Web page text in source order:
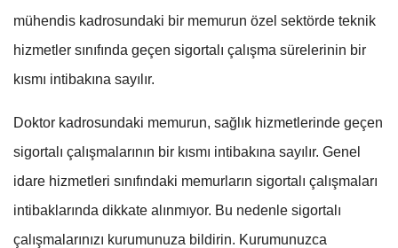
mühendis kadrosundaki bir memurun özel sektörde teknik
hizmetler sınıfında geçen sigortalı çalışma sürelerinin bir
kısmı intibakına sayılır.
Doktor kadrosundaki memurun, sağlık hizmetlerinde geçen
sigortalı çalışmalarının bir kısmı intibakına sayılır. Genel
idare hizmetleri sınıfındaki memurların sigortalı çalışmaları
intibaklarında dikkate alınmıyor. Bu nedenle sigortalı
çalışmalarınızı kurumunuza bildirin. Kurumunuzca